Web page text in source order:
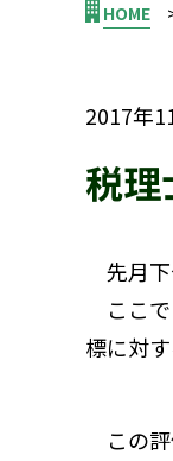
HOME
2017年
税
先月下
ここで
標に対
この評